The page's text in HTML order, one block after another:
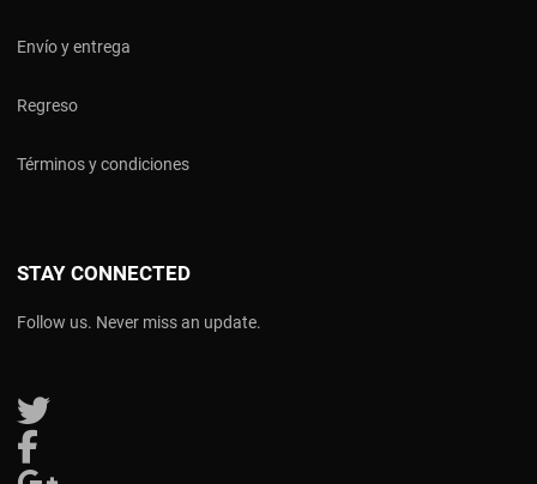
Envío y entrega
Regreso
Términos y condiciones
STAY CONNECTED
Follow us. Never miss an update.
Follow us on Twitter